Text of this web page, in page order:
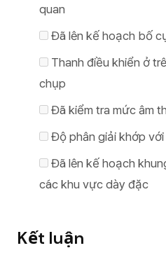
quan
Đã lên kế hoạch bố
Thanh điều khiển ở
chụp
Đã kiểm tra mức âm
Độ phân giải khớp
Đã lên kế hoạch
các khu vực dày đặc
Kết luận